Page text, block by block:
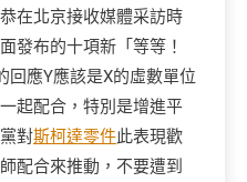
在北京接收媒體采訪時
發布的十項新「等等！
回應Y應該是X的虛數單位
起配合，特別是增進平
對斯柯達零件此表現歡
配合來推動，不要遭到